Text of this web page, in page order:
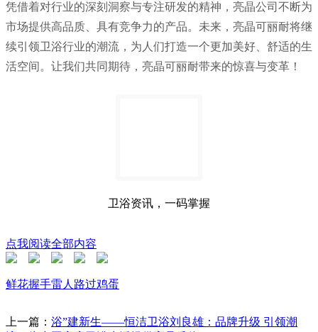
凭借着对行业的深刻洞察与专注研发的精神，亮晶公司不断为
市场提供高品质、具有竞争力的产品。未来，亮晶可丽耐将继
续引领卫浴行业的潮流，为人们打造一个更加美好、舒适的生
活空间。让我们共同期待，亮晶可丽耐带来的惊喜与变革！
卫浴资讯，一码掌握
点我阅读全部内容
鲜花握手雷人 路过鸡蛋
上一篇： 浴”建新生——恒洁卫浴刘良雄：品牌升级 引领潮